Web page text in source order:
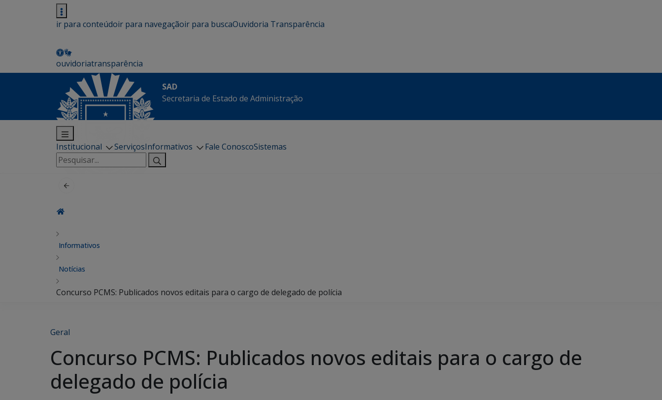
ir para conteúdoir para navegaçãoir para buscaOuvidoria Transparência
ouvidoriatransparência
SAD
Secretaria de Estado de Administração
Institucional ServiçosInformativos Fale ConoscoSistemas
Pesquisar
por:
Informativos
Notícias
Concurso PCMS: Publicados novos editais para o cargo de delegado de polícia
Geral
Concurso PCMS: Publicados novos editais para o cargo de
delegado de polícia